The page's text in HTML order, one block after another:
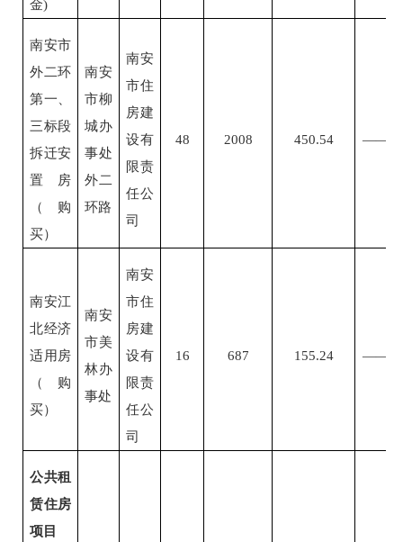
金)
南安市
外二环
第一、
三标段
拆迁安
置房
（购
买）
南安
市柳
城办
事处
外二
环路
南安
市住
房建
设有
限责
任公
司
48 2008 450.54 ——
南安江
北经济
适用房
（购
买）
南安
市美
林办
事处
南安
市住
房建
设有
限责
任公
司
16 687 155.24 ——
公共租
赁住房
项目